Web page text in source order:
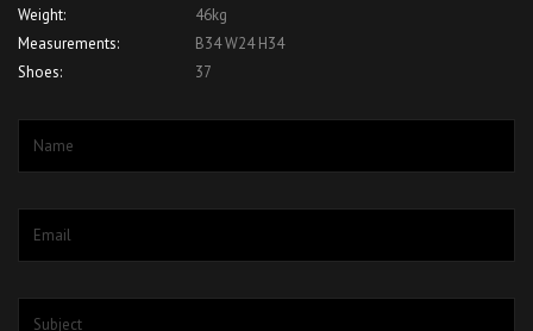
Weight:
46kg
Measurements:
B34 W24 H34
Shoes:
37